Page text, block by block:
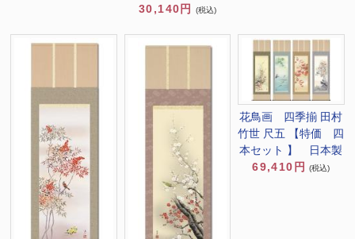
30,140円
(税込)
花鳥画 四季揃 田村
竹世 尺五 【特価 四
本セット 】 日本製
69,410円
(税込)